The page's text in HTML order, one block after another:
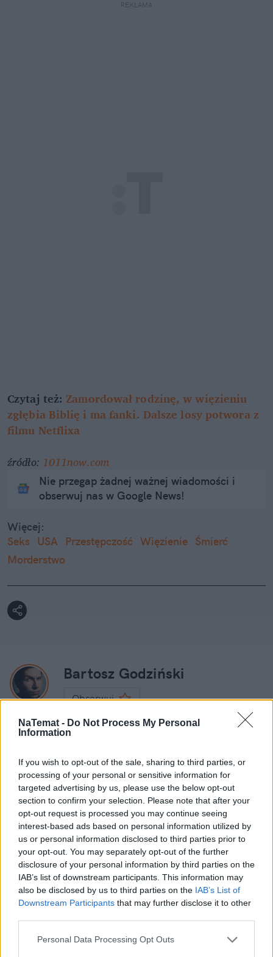
NaTemat - Do Not Process My Personal
Information
If you wish to opt-out of the sale, sharing to third parties, or
processing of your personal or sensitive information for
targeted advertising by us, please use the below opt-out
section to confirm your selection. Please note that after your
opt-out request is processed you may continue seeing
interest-based ads based on personal information utilized by
us or personal information disclosed to third parties prior to
your opt-out. You may separately opt-out of the further
disclosure of your personal information by third parties on the
IAB’s list of downstream participants. This information may
also be disclosed by us to third parties on the IAB’s List of
Downstream Participants that may further disclose it to other
Personal Data Processing Opt Outs
REKLAMA
Czytaj też: Zamordował rodzinę, w więzieniu
zgłębia Biblię i ma fanki. Dalsze losy potwora z
filmu Netflixa
źródło: 1011now.com
Nie przegap żadnej ważnej wiadomości i
obserwuj nas w Google News!
Więcej:
Seks USA Przestępczość Więzienie Śmierć
Morderstwo
Bartosz Godziński
Obserwuj
W naTemat skupiam się na sprawach
promocjach i poradnikach. staram się przekazywać
sprawy ważne i poważne i przede wszystkim bliskie
ludziom w przystępnej formie. Zawsze zależy mi na
tym, by moje artykuły były praktyczne, rzetelne i
coś faktycznie wnosiły do życia... lub chociaż stały
się ciekawą anegdotką przydatną w rozmowach ze
znajomymi
Pokaż więcej
Napisz do mnie:
bartosz.godzinski@natemat.pl
Czytaj więcej